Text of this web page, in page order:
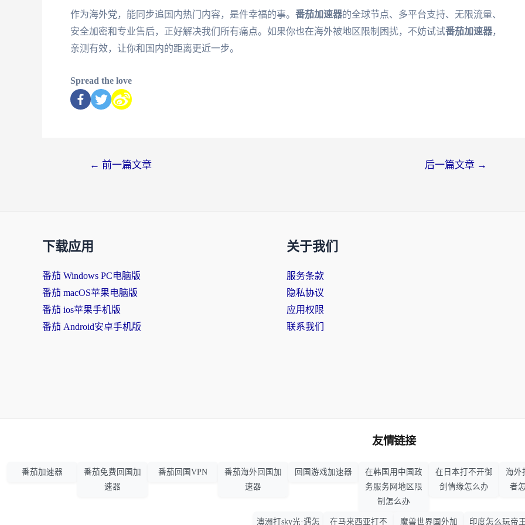
作为海外党，能同步追国内热门内容，是件幸福的事。 番茄加速器的全球节点、多平台支持、无限流量、
安全加密和专业售后，正好解决我们所有痛点。如果你也在海外被地区限制困扰，不妨试试番茄加速器，
亲测有效，让你和国内的距离更近一步。
Spread the love
← 前一篇文章 后一篇文章 →
下载应用
番茄 Windows PC电脑版
番茄 macOS苹果电脑版
番茄 ios苹果手机版
番茄 Android安卓手机版
关于我们
服务条款
隐私协议
应用权限
联系我们
友情链接
番茄加速器
番茄免费回国加
速器
番茄回国VPN
番茄海外回国加
速器
回国游戏加速器
在韩国用中国政
务服务网地区限
制怎么办
在日本打不开御
剑情缘怎么办
海外
者
澳洲打sky光·遇怎 在马来西亚打不 魔兽世界国外加 印度怎么玩帝